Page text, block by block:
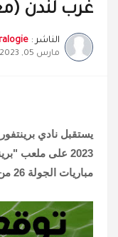
غرب لندن
الناشر :
مارس 05, 2023
2023 على ملعب
مباريات الجولة 26 من